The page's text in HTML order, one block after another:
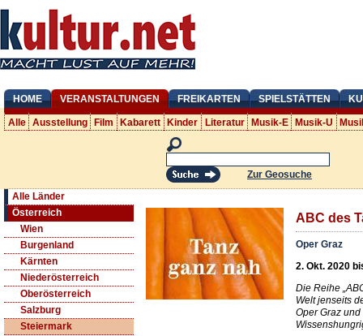
HOME VERANSTALTUNGEN FREIKARTEN SPIELSTÄTTEN
Alle Ausstellung Film Kabarett Kinder Literatur Musik-E Musik-U
Zur Geosuche
Alle Länder
Österreich
Wien
Burgenland
Kärnten
Niederösterreich
Oberösterreich
Salzburg
Steiermark
ABC des
Oper Graz
2. Okt. 2020
Die Reihe
Welt jenseits
Oper Graz